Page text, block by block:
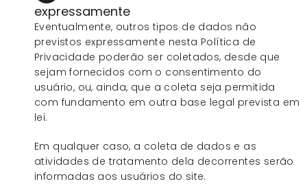
expressamente
Eventualmente, outros tipos de dados não
previstos expressamente nesta Política de
Privacidade poderão ser coletados, desde que
sejam fornecidos com o consentimento do
usuário, ou, ainda, que a coleta seja permitida
com fundamento em outra base legal prevista em
lei.
Em qualquer caso, a coleta de dados e as
atividades de tratamento dela decorrentes serão
informadas aos usuários do site.